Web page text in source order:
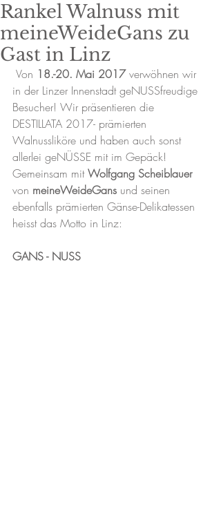
Rankel Walnuss mit
meineWeideGans zu
Gast in Linz
Von 18.-20. Mai 2017 verwöhnen wir
in der Linzer Innenstadt geNUSSfreudige
Besucher! Wir präsentieren die
DESTILLATA 2017- prämierten
Walnussliköre und haben auch sonst
allerlei geNÜSSE mit im Gepäck!
Gemeinsam mit Wolfgang Scheiblauer
von meineWeideGans und seinen
ebenfalls prämierten Gänse-Delikatessen
heisst das Motto in Linz:
GANS - NUSS